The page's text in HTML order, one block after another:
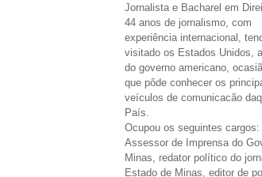
Jornalista e Bacharel em
44 anos de jornalismo, com
experiência internacional,
visitado os Estados Unidos,
do governo americano,
que pôde conhecer os
veículos de comunicacão
País.
Ocupou os seguintes cargos:
Assessor de Imprensa do
Minas, redator político do
Estado de Minas, editor de